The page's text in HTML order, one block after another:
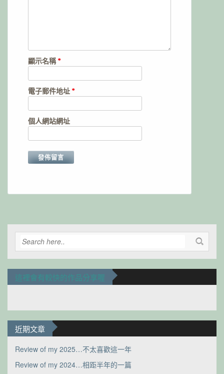
顯示名稱*
電子郵件地址 *
個人網站網址
這裡會有較快的作品分享喔
近期文章
Review of my 2025…不太喜歡這一年
Review of my 2024…相距半年的一篇